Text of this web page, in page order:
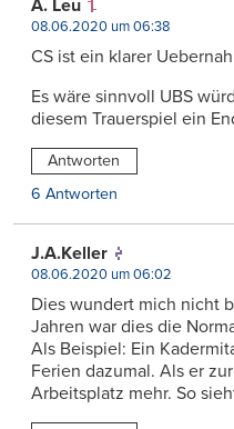
A. Leu
08.06.2020 um 06:38
CS ist ein klarer
Es wäre sinnvoll UBS
diesem Trauerspiel ein
Antworten
6 Antworten
J.A.Keller
08.06.2020 um 06:02
Dies wundert mich nicht
Jahren war dies die
Als Beispiel: Ein
Ferien dazumal. Als er
Arbeitsplatz mehr. So